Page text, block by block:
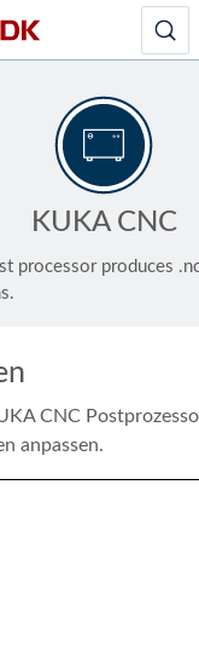
KUKA CNC
processor produces
CNC
anpassen.